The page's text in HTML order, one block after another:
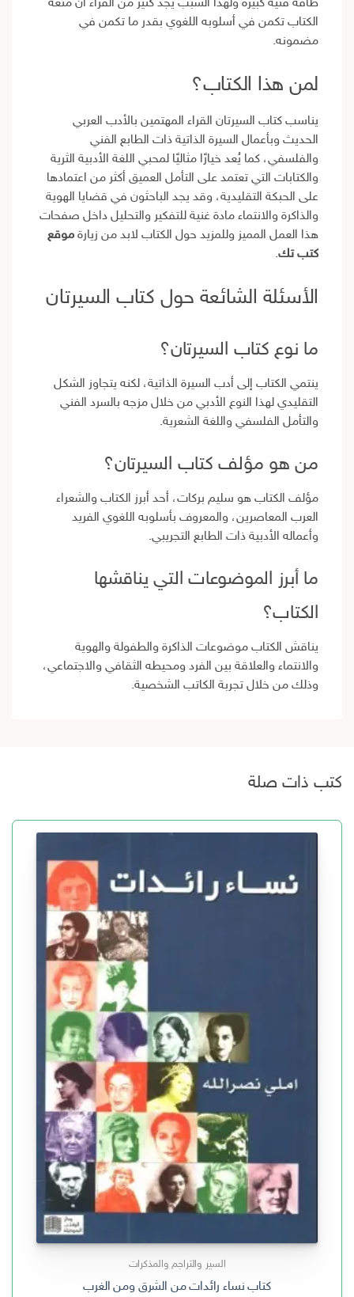
طاقة فنية كبيرة ولهذا السبب يجد كثير من القراء أن متعة
الكتاب تكمن في أسلوبه اللغوي بقدر ما تكمن في
مضمونه.
لمن هذا الكتاب؟
يناسب كتاب السيرتان القراء المهتمين بالأدب العربي
الحديث وبأعمال السيرة الذاتية ذات الطابع الفني
والفلسفي، كما يُعد خيارًا مثاليًا لمحبي اللغة الأدبية الثرية
والكتابات التي تعتمد على التأمل العميق أكثر من اعتمادها
على الحبكة التقليدية، وقد يجد الباحثون في قضايا الهوية
والذاكرة والانتماء مادة غنية للتفكير والتحليل داخل صفحات
هذا العمل المميز وللمزيد حول الكتاب لابد من زيارة موقع
كتب تك.
الأسئلة الشائعة حول كتاب السيرتان
ما نوع كتاب السيرتان؟
ينتمي الكتاب إلى أدب السيرة الذاتية، لكنه يتجاوز الشكل
التقليدي لهذا النوع الأدبي من خلال مزجه بالسرد الفني
والتأمل الفلسفي واللغة الشعرية.
من هو مؤلف كتاب السيرتان؟
مؤلف الكتاب هو سليم بركات، أحد أبرز الكتاب والشعراء
العرب المعاصرين، والمعروف بأسلوبه اللغوي الفريد
وأعماله الأدبية ذات الطابع التجريبي.
ما أبرز الموضوعات التي يناقشها
الكتاب؟
يناقش الكتاب موضوعات الذاكرة والطفولة والهوية
والانتماء والعلاقة بين الفرد ومحيطه الثقافي والاجتماعي،
وذلك من خلال تجربة الكاتب الشخصية.
كتب ذات صلة
السير والتراجم والمذكرات
كتاب نساء رائدات من الشرق ومن الغرب